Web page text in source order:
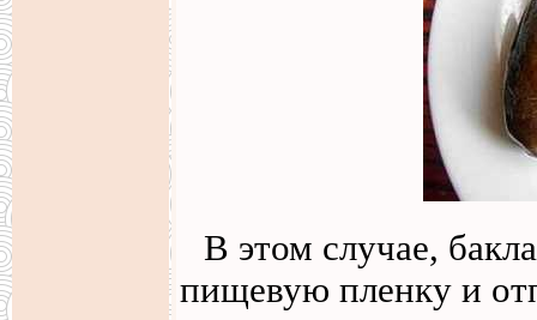
В этом случае,
пищевую пленку и